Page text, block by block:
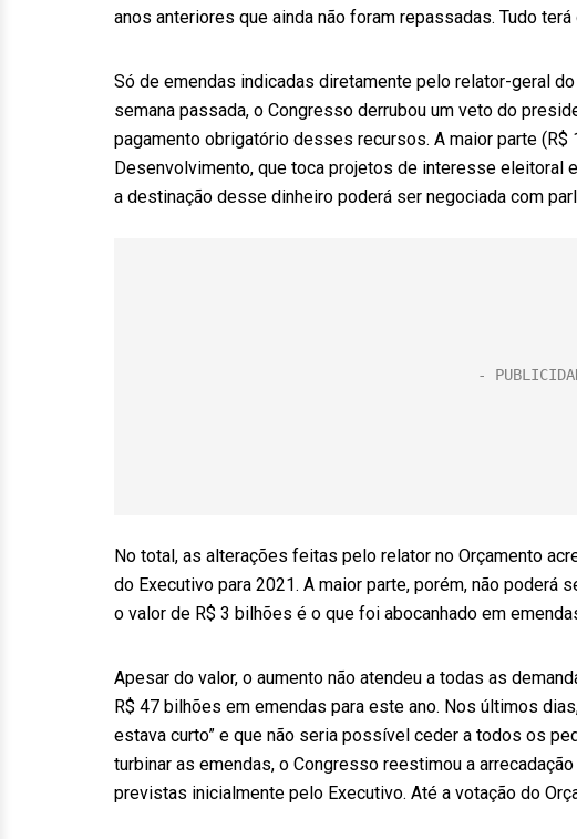
anos anteriores que ainda não foram repassadas. Tudo
Só de emendas indicadas diretamente pelo relator-geral
semana passada, o Congresso derrubou um veto do
pagamento obrigatório desses recursos. A maior parte
Desenvolvimento, que toca projetos de interesse eleitoral
a destinação desse dinheiro poderá ser negociada com
No total, as alterações feitas pelo relator no Orçamento
do Executivo para 2021. A maior parte, porém, não
o valor de R$ 3 bilhões é o que foi abocanhado em
Apesar do valor, o aumento não atendeu a todas as
R$ 47 bilhões em emendas para este ano. Nos últimos
estava curto” e que não seria possível ceder a todos os
turbinar as emendas, o Congresso reestimou a
previstas inicialmente pelo Executivo. Até a votação do